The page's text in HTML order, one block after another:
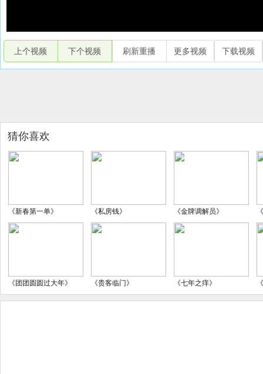
上个视频 下个视频 刷新重播 更多视频 下载视频
猜你喜欢
《新春第一单》 《私房钱》 《金牌调解员》
《团团圆圆过大年》 《贵客临门》 《七年之痒》